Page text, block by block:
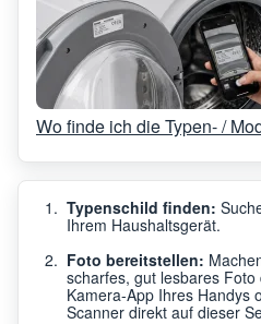
Wo finde ich die Typen- /
Typenschild finden:
Ihrem Haushaltsgerät.
Foto bereitstellen:
scharfes, gut lesbares
Kamera-App Ihres Handys
Scanner direkt auf dieser